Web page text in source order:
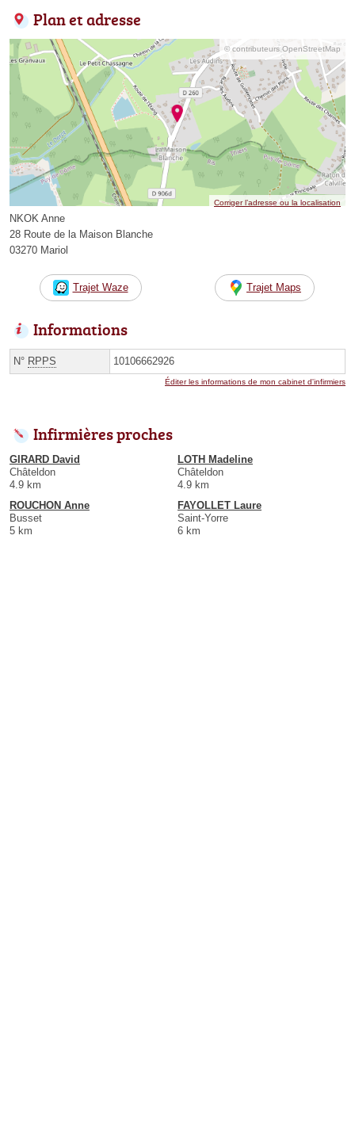
Plan et adresse
© contributeurs OpenStreetMap
Corriger l’adresse ou la localisation
NKOK Anne
28 Route de la Maison Blanche
03270 Mariol
Trajet Waze Trajet Maps
Informations
N° RPPS 10106662926
Éditer les informations de mon cabinet d'infirmiers
Infirmières proches
GIRARD David
Châteldon
4.9 km
LOTH Madeline
Châteldon
4.9 km
ROUCHON Anne
Busset
5 km
FAYOLLET Laure
Saint-Yorre
6 km